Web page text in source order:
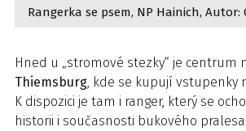
Rangerka se psem, NP Hainich, Autor:
Hned u „stromové stezky“ je centrum
Thiemsburg, kde se kupují vstupenky
K dispozici je tam i ranger, který se
historii i současnosti bukového